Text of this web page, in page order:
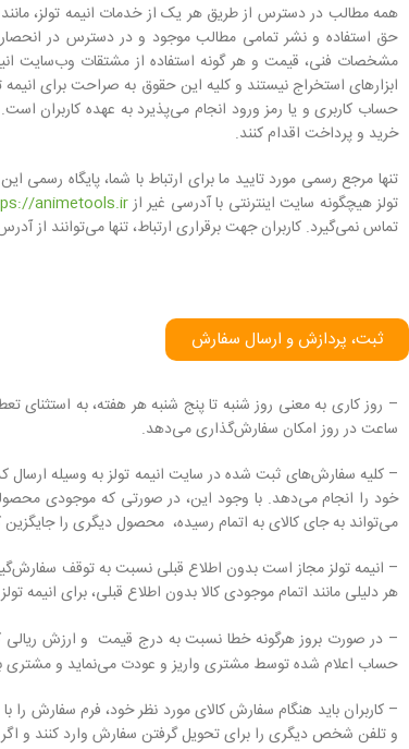
همه مطالب در دسترس از طریق هر یک از خدمات انیمه تولز،
حق استفاده و نشر تمامی مطالب موجود و در دسترس در انحصار
مشخصات فنی، قیمت و هر گونه استفاده از مشتقات وب‏‌سایت
ابزارهای استخراج نیستند و کلیه این حقوق به صراحت برای
خرید و پرداخت اقدام کنند.
تنها مرجع رسمی مورد تایید ما برای ارتباط با شما، پایگاه رسمی
تولز هیچگونه سایت اینترنتی با آدرسی غیر ازanimetools.ir
تماس نمی‏‌گیرد. کاربران جهت برقراری ارتباط، تنها می‏‌توانند از
ثبت، پردازش و ارسال سفارش
ساعت در روز امکان سفارش‌‏گذاری می‌‏دهد.
– کلیه سفارش‌‏های ثبت شده در سایت انیمه تولز به وسیله
خود را انجام می‌دهد. با وجود این، در صورتی که موجودی
می‏‌تواند به جای کالای به اتمام رسیده، محصول دیگری را جایگزین
– انیمه تولز مجاز است بدون اطلاع قبلی نسبت به توقف
هر دلیلی مانند اتمام موجودی کالا بدون اطلاع قبلی، برای انیمه
– در صورت بروز هرگونه خطا نسبت به درج قیمت و ارزش ریالی
حساب اعلام شده توسط مشتری واریز و عودت می‌نماید و مشتری
– کاربران باید هنگام سفارش کالای مورد نظر خود، فرم سفارش
و تلفن شخص دیگری را برای تحویل گرفتن سفارش وارد کنند و